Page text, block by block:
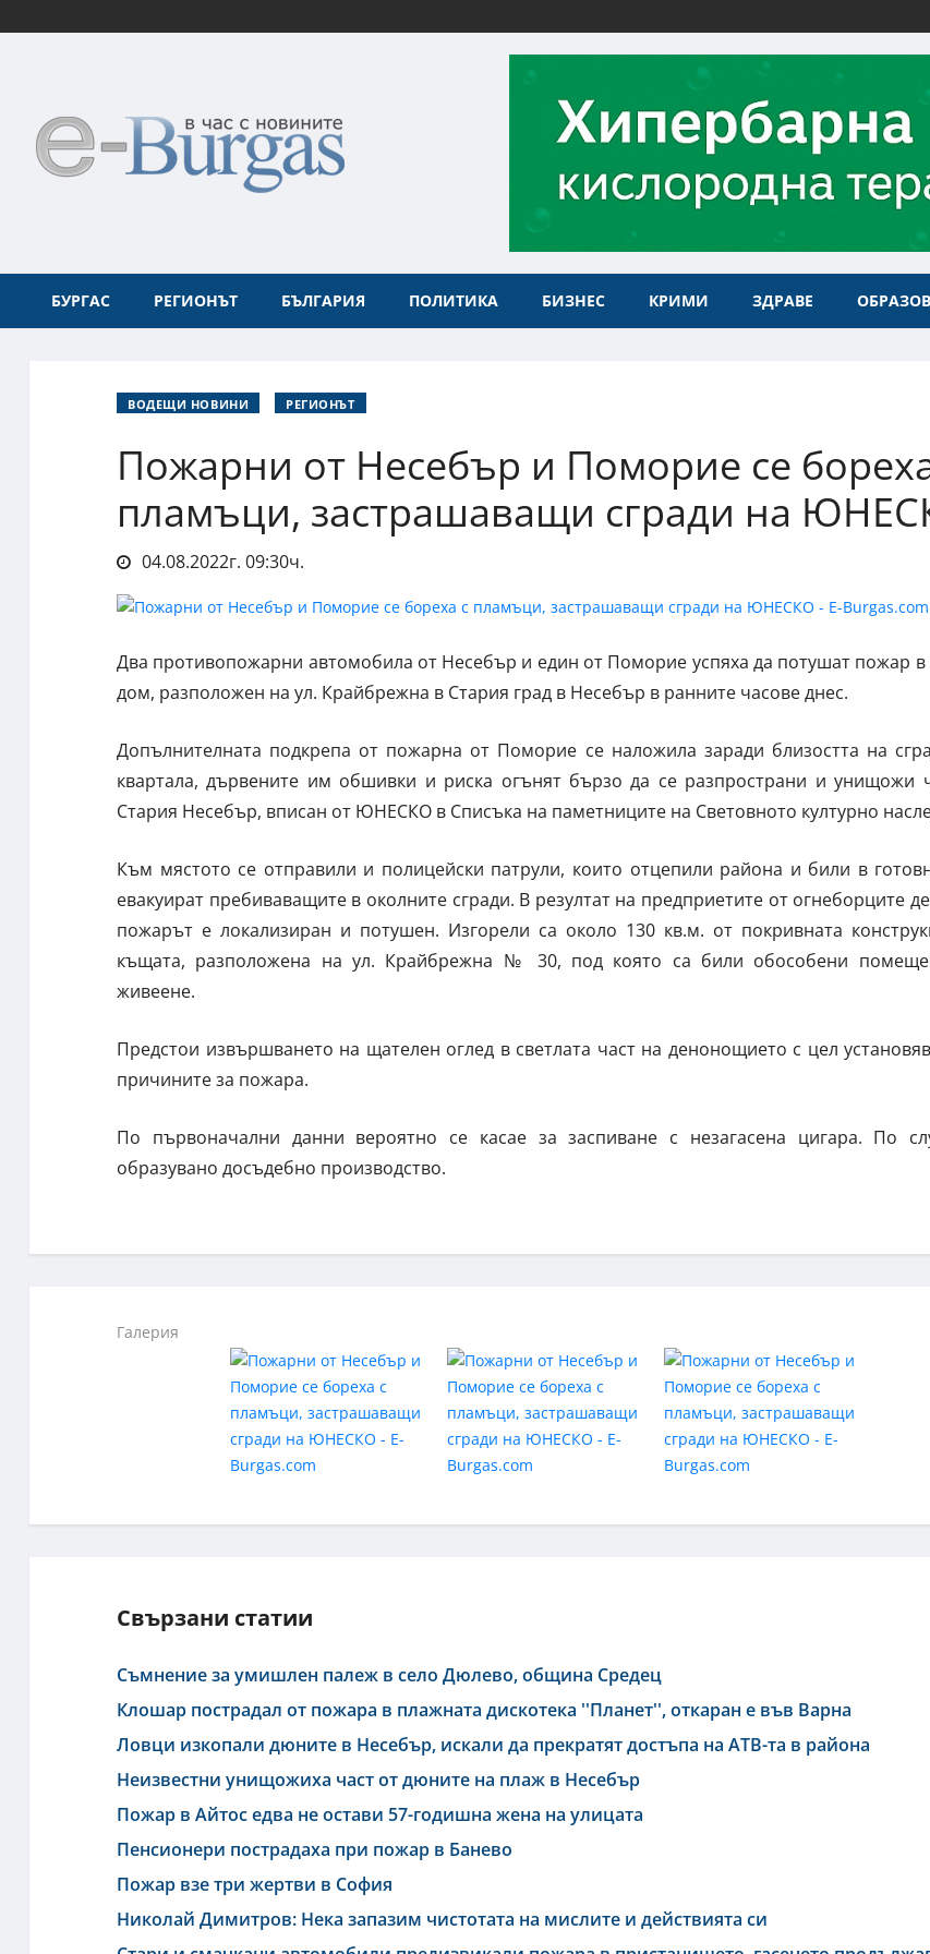
БУРГАС РЕГИОНЪТ БЪЛГАРИЯ ПОЛИТИКА БИЗНЕС КРИМИ ЗДРАВЕ
ВОДЕЩИ НОВИНИ РЕГИОНЪТ
Пожарни от Несебър и Поморие се
пламъци, застрашаващи сгради на
04.08.2022г. 09:30ч.
Два противопожарни автомобила от Несебър и един от Поморие успяха да потушат пожар в
дом, разположен на ул. Крайбрежна в Стария град в Несебър в ранните часове днес.
Допълнителната подкрепа от пожарна от Поморие се наложила заради близостта на
квартала, дървените им обшивки и риска огънят бързо да се разпространи и унищожи
Стария Несебър, вписан от ЮНЕСКО в Списъка на паметниците на Световното културно
Към мястото се отправили и полицейски патрули, които отцепили района и били в
евакуират пребиваващите в околните сгради. В резултат на предприетите от огнеборците
пожарът е локализиран и потушен. Изгорели са около 130 кв.м. от покривната
къщата, разположена на ул. Крайбрежна № 30, под която са били обособени
живеене.
Предстои извършването на щателен оглед в светлата част на денонощието с цел
причините за пожара.
По първоначални данни вероятно се касае за заспиване с незагасена цигара. По
образувано досъдебно производство.
Галерия
Свързани статии
Съмнение за умишлен палеж в село Дюлево, община Средец
Клошар пострадал от пожара в плажната дискотека ''Планет'', откаран е във Варна
Ловци изкопали дюните в Несебър, искали да прекратят достъпа на АТВ-та в района
Неизвестни унищожиха част от дюните на плаж в Несебър
Пожар в Айтос едва не остави 57-годишна жена на улицата
Пенсионери пострадаха при пожар в Банево
Пожар взе три жертви в София
Николай Димитров: Нека запазим чистотата на мислите и действията си